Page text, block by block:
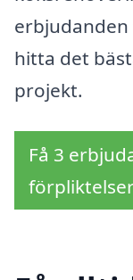
hitta det
projekt.
Få 3